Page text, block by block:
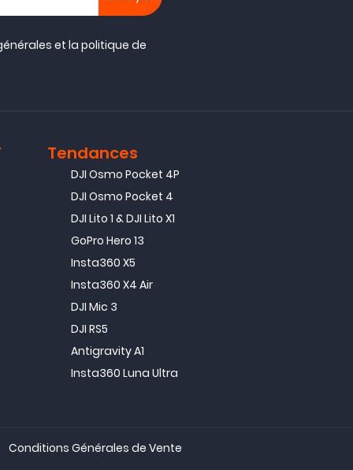
et lapolitique de
Tendances
DJI Osmo Pocket 4P
DJI Osmo Pocket 4
DJI Lito 1 & DJI Lito X1
GoPro Hero 13
Insta360 X5
Insta360 X4 Air
DJI Mic 3
DJI RS5
Antigravity A1
Insta360 Luna Ultra
Conditions Générales de Vente